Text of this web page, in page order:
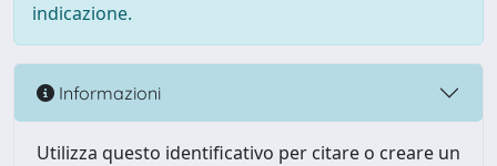
indicazione.
Informazioni
Utilizza questo identificativo per citare o creare un